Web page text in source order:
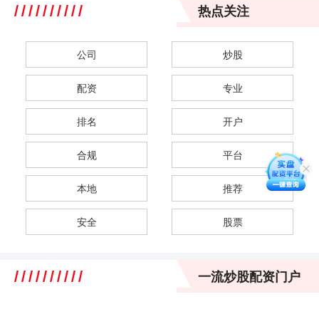
热点关注
公司 炒股
配资 专业
排名 开户
合规 平台
本地 推荐
安全 股票
一流炒股配资门户